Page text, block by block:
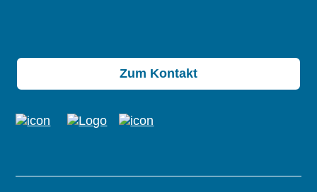
Zum Kontakt